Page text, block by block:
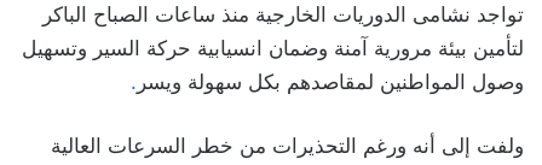
تواجد نشامى الدوريات الخارجية منذ ساعات الصباح الباكر
لتأمين بيئة مرورية آمنة وضمان انسيابية حركة السير وتسهيل
وصول المواطنين لمقاصدهم بكل سهولة ويسر .
ولفت إلى أنه ورغم التحذيرات من خطر السرعات العالية